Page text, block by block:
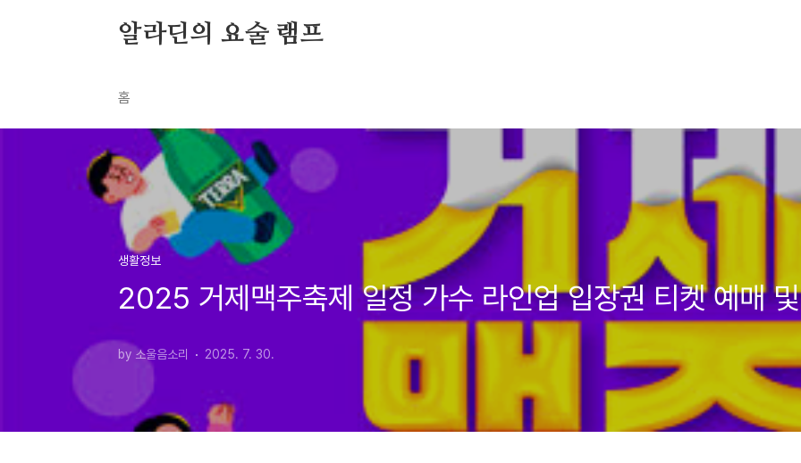
알라딘의 요술 램프
홈
생활정보
2025 거제맥주축제 일정 가수 라인업 입장권 티켓 예매
by 소울음소리 2025. 7. 30.